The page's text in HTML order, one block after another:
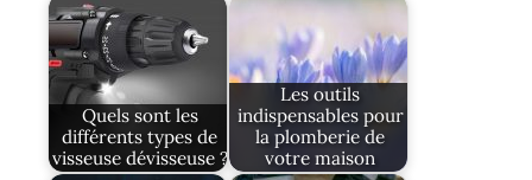
Quels sont les
différents types de
visseuse dévisseuse ?
Les outils
indispensables pour
la plomberie de
votre maison